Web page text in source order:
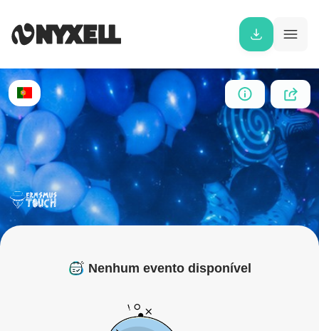
Nenhum evento disponível